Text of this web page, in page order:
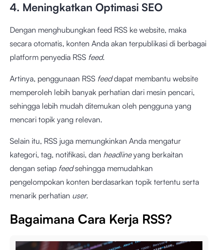
4. Meningkatkan Optimasi SEO
Dengan menghubungkan feed RSS ke website, maka
secara otomatis, konten Anda akan terpublikasi di berbagai
platform penyedia RSS feed.
Artinya, penggunaan RSS feeddapat membantu website
memperoleh lebih banyak perhatian dari mesin pencari,
sehingga lebih mudah ditemukan oleh pengguna yang
mencari topik yang relevan.
Selain itu, RSS juga memungkinkan Anda mengatur
kategori, tag, notifikasi, dan headlineyang berkaitan
dengan setiap feedsehingga memudahkan
pengelompokan konten berdasarkan topik tertentu serta
menarik perhatian user.
Bagaimana Cara Kerja RSS?